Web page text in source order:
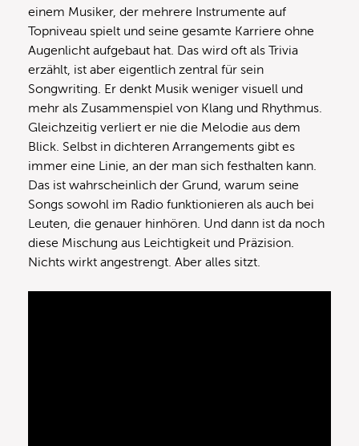
einem Musiker, der mehrere Instrumente auf
Topniveau spielt und seine gesamte Karriere ohne
Augenlicht aufgebaut hat. Das wird oft als Trivia
erzählt, ist aber eigentlich zentral für sein
Songwriting. Er denkt Musik weniger visuell und
mehr als Zusammenspiel von Klang und Rhythmus.
Gleichzeitig verliert er nie die Melodie aus dem
Blick. Selbst in dichteren Arrangements gibt es
immer eine Linie, an der man sich festhalten kann.
Das ist wahrscheinlich der Grund, warum seine
Songs sowohl im Radio funktionieren als auch bei
Leuten, die genauer hinhören. Und dann ist da noch
diese Mischung aus Leichtigkeit und Präzision.
Nichts wirkt angestrengt. Aber alles sitzt.